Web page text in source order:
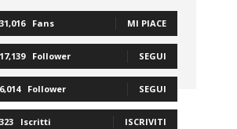
31,016 Fans MI PIACE
17,139 Follower SEGUI
6,014 Follower SEGUI
323 Iscritti ISCRIVITI